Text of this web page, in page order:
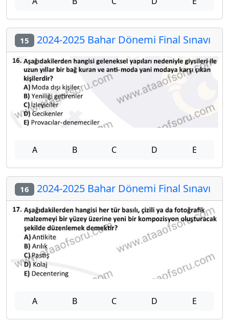
15 2024-2025 Bahar Dönemi Final Sınavı
A B C D E
16 2024-2025 Bahar Dönemi Final Sınavı
A B C D E